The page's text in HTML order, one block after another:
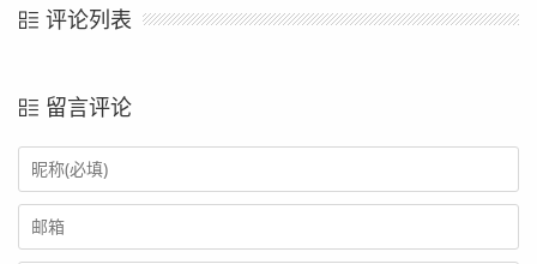
评论列表
留言评论